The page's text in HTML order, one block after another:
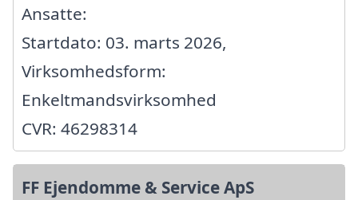
Ansatte:
Startdato: 03. marts 2026,
Virksomhedsform:
Enkeltmandsvirksomhed
CVR: 46298314
FF Ejendomme & Service ApS